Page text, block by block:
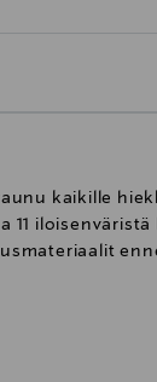
kaikille
11 iloisenväristä